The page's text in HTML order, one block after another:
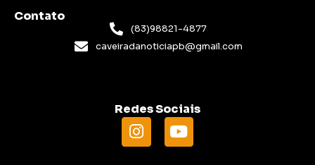
Contato
(83)98821-4877
caveiradanoticiapb@gmail.com
Redes Sociais